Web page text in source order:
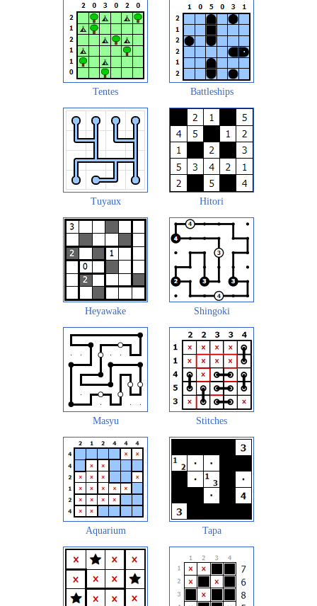
Tentes Battleships
Tuyaux Hitori
Heyawake Shingoki
Masyu Stitches
Aquarium Tapa